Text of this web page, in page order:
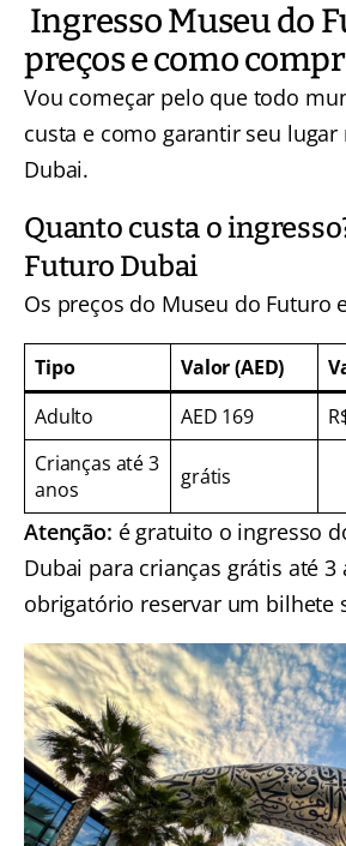
Ingresso Museu do
preços e como
Vou começar pelo que todo
custa e como garantir seu
Dubai.
Quanto custa o
Futuro Dubai
Os preços do Museu do Futuro
Tipo Valor (AED)
Adulto
AED 169
Crianças até 3
anos
grátis
Atenção: é gratuito o ingresso
Dubai para crianças grátis até 3
obrigatório reservar um bilhete